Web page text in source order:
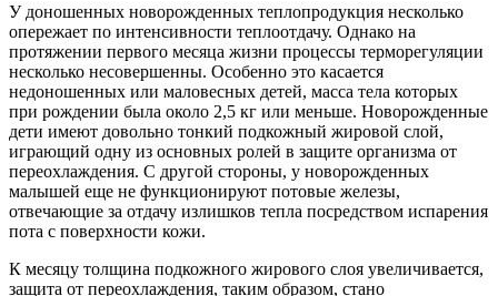
У доношенных новорожденных теплопродукция несколько
опережает по интенсивности теплоотдачу. Однако на
протяжении первого месяца жизни процессы терморегуляции
несколько несовершенны. Особенно это касается
недоношенных или маловесных детей, масса тела которых
при рождении была около 2,5 кг или меньше. Новорожденные
дети имеют довольно тонкий подкожный жировой слой,
играющий одну из основных ролей в защите организма от
переохлаждения. С другой стороны, у новорожденных
малышей еще не функционируют потовые железы,
отвечающие за отдачу излишков тепла посредством испарения
пота с поверхности кожи.
К месяцу толщина подкожного жирового слоя увеличивается,
защита от переохлаждения, таким образом, стано